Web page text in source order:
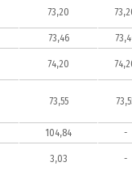
73,20
73,46
74,20
73,55
104,84
-
3,03 -